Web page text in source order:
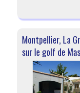
Montpellier, La
sur le golf de